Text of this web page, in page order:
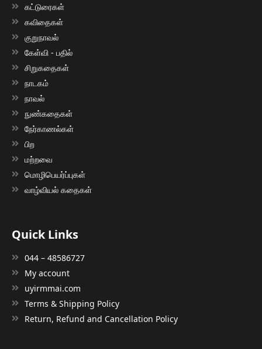
கட்டுரைகள்
கவிதைகள்
குறுநாவல்
கேள்வி - பதில்
சிறுகதைகள்
நாடகம்
நாவல்
நுண்கதைகள்
நேர்காணல்கள்
பிற
மற்றவை
மொழிபெயர்ப்புகள்
வாழ்வியல் கதைகள்
Quick Links
044 – 48586727
My account
uyirmmai.com
Terms & Shipping Policy
Return, Refund and Cancellation Policy